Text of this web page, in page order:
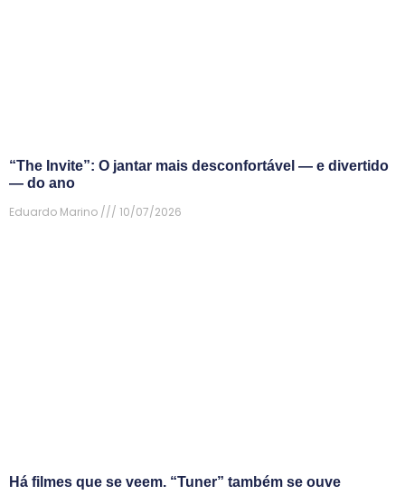
“The Invite”: O jantar mais desconfortável — e divertido
— do ano
Eduardo Marino
10/07/2026
Há filmes que se veem. “Tuner” também se ouve